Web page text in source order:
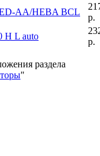
AA/HEBA BCL
р.
H L auto
р.
раздела
"